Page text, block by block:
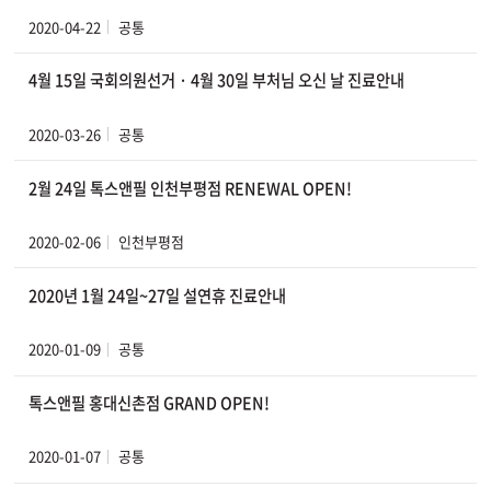
2020-04-22 공통
4월 15일 국회의원선거 · 4월 30일 부처님 오신 날 진료안내
2020-03-26 공통
2월 24일 톡스앤필 인천부평점 RENEWAL OPEN!
2020-02-06 인천부평점
2020년 1월 24일~27일 설연휴 진료안내
2020-01-09 공통
톡스앤필 홍대신촌점 GRAND OPEN!
2020-01-07 공통